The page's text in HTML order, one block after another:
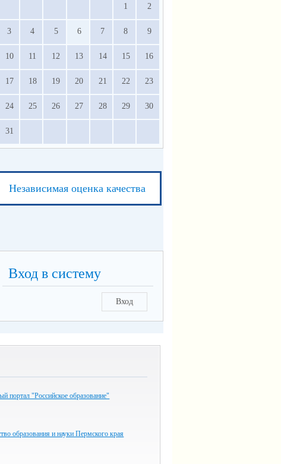
1 2
3 4 5 6 7 8 9
10 11 12 13 14 15 16
17 18 19 20 21 22 23
24 25 26 27 28 29 30
31
Независимая оценка качества
Вход в систему
Вход
портал "Российское образование"
образования и науки Пермского края